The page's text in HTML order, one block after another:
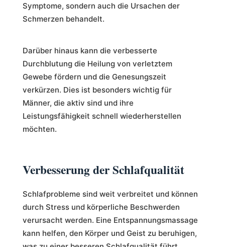
Symptome, sondern auch die Ursachen der
Schmerzen behandelt.
Darüber hinaus kann die verbesserte
Durchblutung die Heilung von verletztem
Gewebe fördern und die Genesungszeit
verkürzen. Dies ist besonders wichtig für
Männer, die aktiv sind und ihre
Leistungsfähigkeit schnell wiederherstellen
möchten.
Verbesserung der Schlafqualität
Schlafprobleme sind weit verbreitet und können
durch Stress und körperliche Beschwerden
verursacht werden. Eine Entspannungsmassage
kann helfen, den Körper und Geist zu beruhigen,